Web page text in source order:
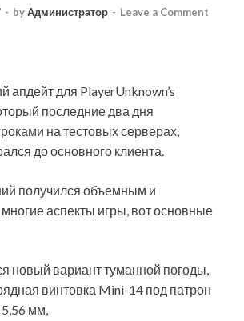
- byАдминистратор - Leave a Comment
апдейт для PlayerUnknown’s
последние два дня
на тестовых серверах,
до основного клиента.
получился объемным и
аспекты игры, вот основные
новый вариант туманной погоды,
винтовка Mini-14 под патрон
мм,